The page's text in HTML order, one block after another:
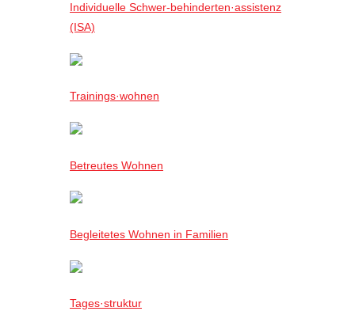
Individuelle Schwer-behinderten·assistenz
(ISA)
Trainings·wohnen
Betreutes Wohnen
Begleitetes Wohnen in Familien
Tages·struktur